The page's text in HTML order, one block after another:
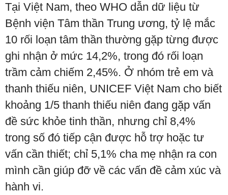
Tại Việt Nam, theo WHO dẫn dữ liệu từ
Bệnh viện Tâm thần Trung ương, tỷ lệ mắc
10 rối loạn tâm thần thường gặp từng được
ghi nhận ở mức 14,2%, trong đó rối loạn
trầm cảm chiếm 2,45%. Ở nhóm trẻ em và
thanh thiếu niên, UNICEF Việt Nam cho biết
khoảng 1/5 thanh thiếu niên đang gặp vấn
đề sức khỏe tinh thần, nhưng chỉ 8,4%
trong số đó tiếp cận được hỗ trợ hoặc tư
vấn cần thiết; chỉ 5,1% cha mẹ nhận ra con
mình cần giúp đỡ về các vấn đề cảm xúc và
hành vi.